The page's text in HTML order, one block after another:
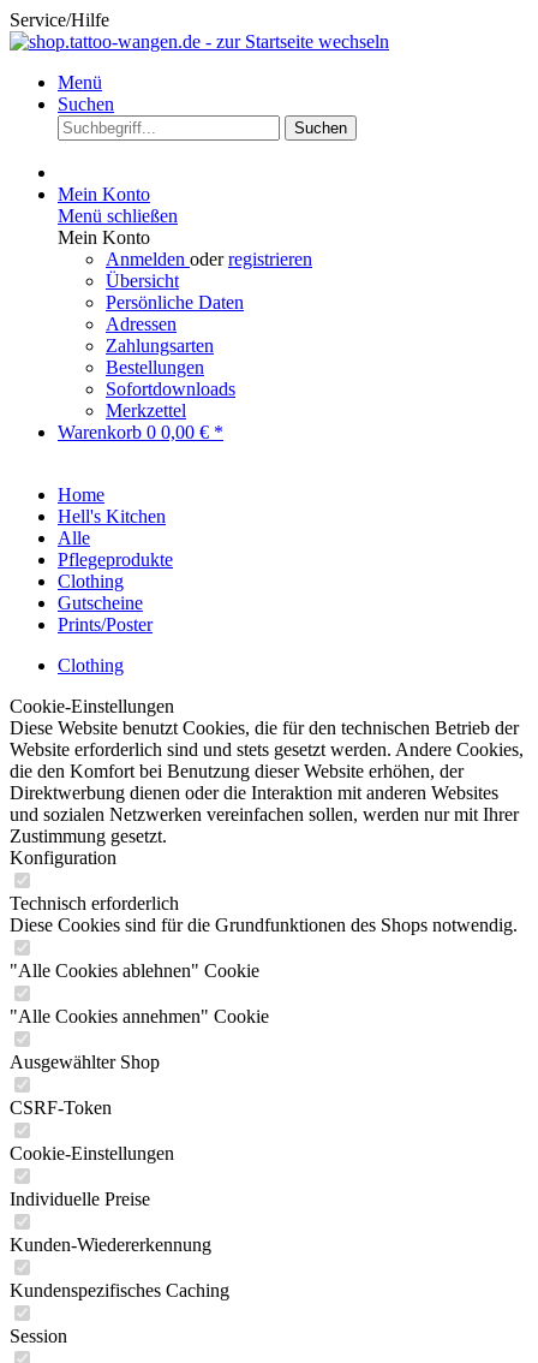
Service/Hilfe
Menü
Suchen
Suchen
Mein Konto
Menü schließen
Mein Konto
Anmelden oderregistrieren
Übersicht
Persönliche Daten
Adressen
Zahlungsarten
Bestellungen
Sofortdownloads
Merkzettel
Warenkorb 0 0,00 € *
Home
Hell's Kitchen
Alle
Pflegeprodukte
Clothing
Gutscheine
Prints/Poster
Clothing
Cookie-Einstellungen
Diese Website benutzt Cookies, die für den technischen Betrieb der
Website erforderlich sind und stets gesetzt werden. Andere Cookies,
die den Komfort bei Benutzung dieser Website erhöhen, der
Direktwerbung dienen oder die Interaktion mit anderen Websites
und sozialen Netzwerken vereinfachen sollen, werden nur mit Ihrer
Zustimmung gesetzt.
Konfiguration
Technisch erforderlich
Diese Cookies sind für die Grundfunktionen des Shops notwendig.
"Alle Cookies ablehnen" Cookie
"Alle Cookies annehmen" Cookie
Ausgewählter Shop
CSRF-Token
Cookie-Einstellungen
Individuelle Preise
Kunden-Wiedererkennung
Kundenspezifisches Caching
Session